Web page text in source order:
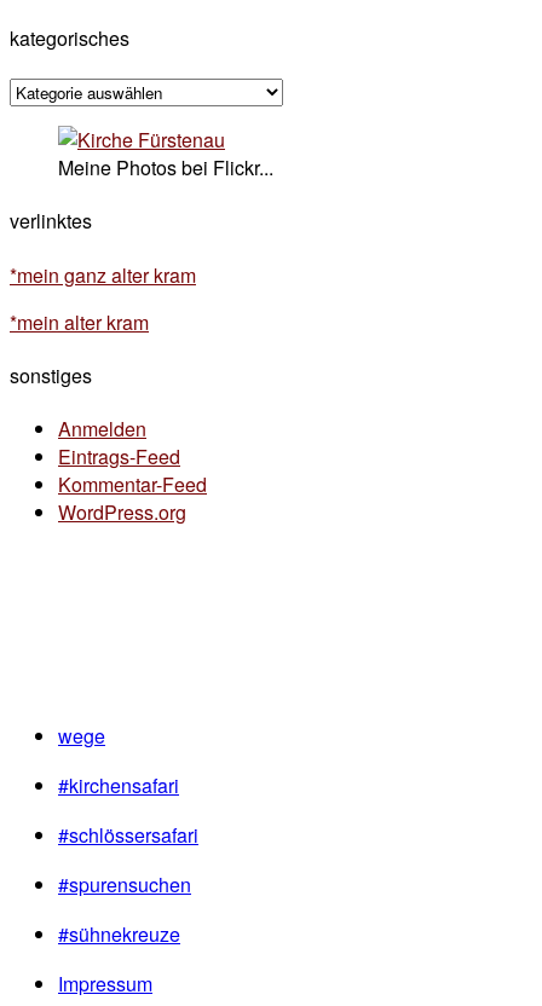
kategorisches
kategorisches
Meine Photos bei Flickr...
verlinktes
*mein ganz alter kram
*mein alter kram
sonstiges
Anmelden
Eintrags-Feed
Kommentar-Feed
WordPress.org
wege
#kirchensafari
#schlössersafari
#spurensuchen
#sühnekreuze
Impressum